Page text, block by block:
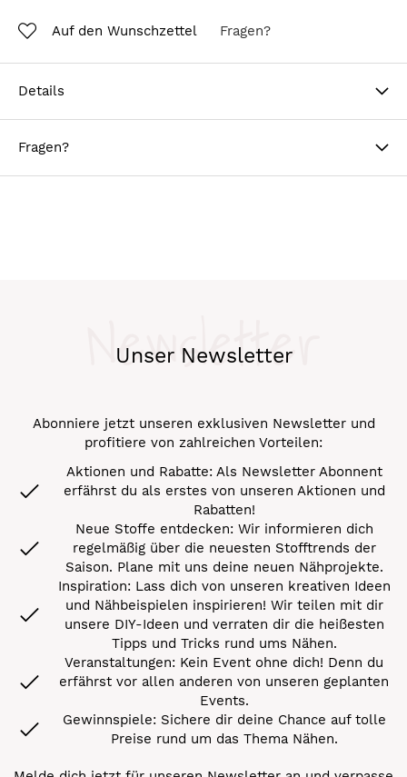
Auf den Wunschzettel Fragen?
Details
Fragen?
Unser Newsletter
Newsletter
Abonniere jetzt unseren exklusiven Newsletter und
profitiere von zahlreichen Vorteilen:
Aktionen und Rabatte: Als Newsletter Abonnent
erfährst du als erstes von unseren Aktionen und
Rabatten!
Neue Stoffe entdecken: Wir informieren dich
regelmäßig über die neuesten Stofftrends der
Saison. Plane mit uns deine neuen Nähprojekte.
Inspiration: Lass dich von unseren kreativen Ideen
und Nähbeispielen inspirieren! Wir teilen mit dir
unsere DIY-Ideen und verraten dir die heißesten
Tipps und Tricks rund ums Nähen.
Veranstaltungen: Kein Event ohne dich! Denn du
erfährst vor allen anderen von unseren geplanten
Events.
Gewinnspiele: Sichere dir deine Chance auf tolle
Preise rund um das Thema Nähen.